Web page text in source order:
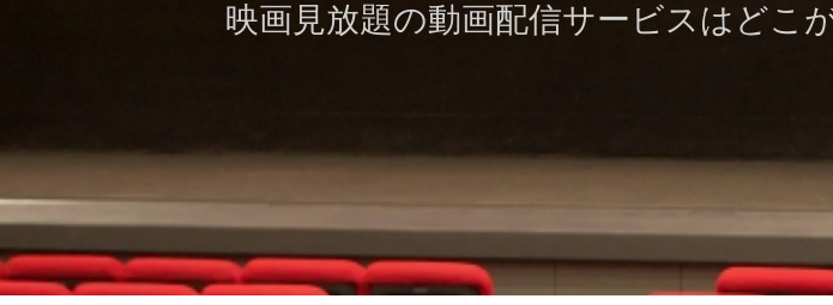
映画見放題の動画配信サービスはどこ